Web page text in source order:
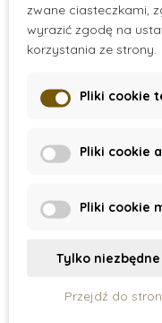
There are no
Subskrypcja
zwane ciasteczkami,
wyrazić zgodę na
korzystania ze strony.
Pliki cookie
Pliki cookie
Pliki cookie
Tylko niezbędne
Przejdź do